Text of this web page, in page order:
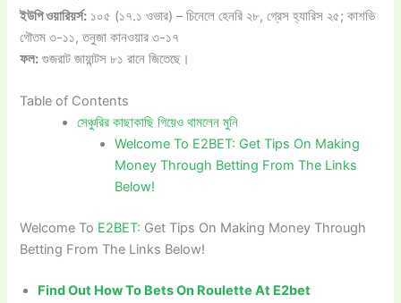
ইউপি ওয়ারিয়র্স: ১০৫ (১৭.১ ওভার) – চিনেলে হেনরি ২৮, গ্রেস হ্যারিস ২৫; কাশভি
গৌতম ৩-১১, তনুজা কানওয়ার ৩-১৭
ফল: গুজরাট জায়ান্টস ৮১ রানে জিতেছে।
Table of Contents
সেঞ্চুরির কাছাকাছি গিয়েও থামলেন মুনি
Welcome To E2BET: Get Tips On Making
Money Through Betting From The Links
Below!
Welcome To E2BET: Get Tips On Making Money Through
Betting From The Links Below!
Find Out How To Bets On Roulette At E2bet